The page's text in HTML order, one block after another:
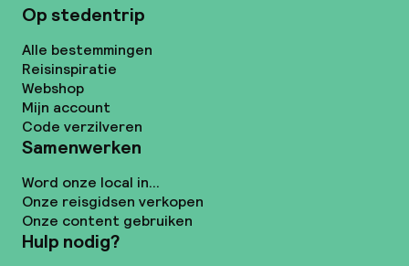
Op stedentrip
Alle bestemmingen
Reisinspiratie
Webshop
Mijn account
Code verzilveren
Samenwerken
Word onze local in...
Onze reisgidsen verkopen
Onze content gebruiken
Hulp nodig?